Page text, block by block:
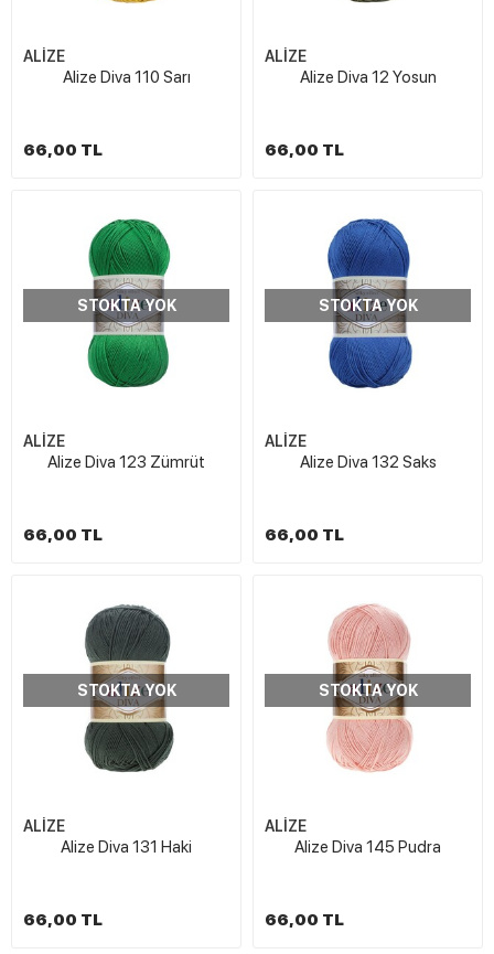
ALİZE
Alize Diva 110 Sarı
66,00 TL
ALİZE
Alize Diva 12 Yosun
66,00 TL
STOKTA YOK
ALİZE
Alize Diva 123 Zümrüt
66,00 TL
STOKTA YOK
ALİZE
Alize Diva 132 Saks
66,00 TL
STOKTA YOK
ALİZE
Alize Diva 131 Haki
66,00 TL
STOKTA YOK
ALİZE
Alize Diva 145 Pudra
66,00 TL